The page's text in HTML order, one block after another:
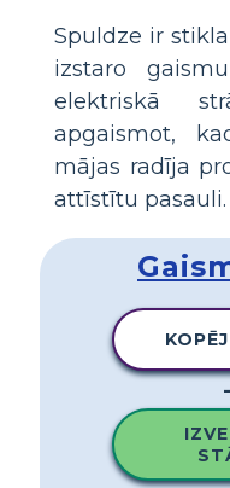
Spuldze ir
izstaro
elektriskā
apgaismot,
mājas radīja
attīstītu pasauli.